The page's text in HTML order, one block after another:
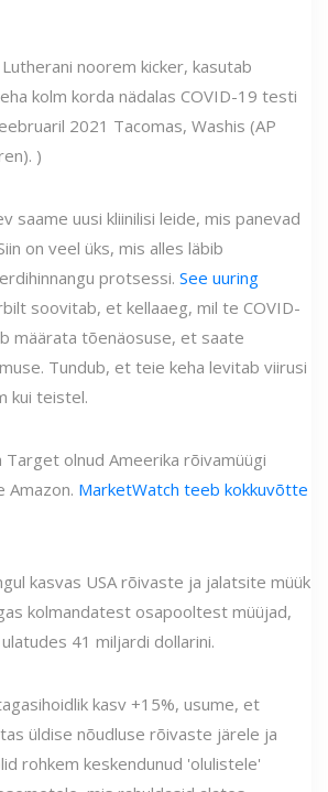
noorem kicker, kasutab
kolm korda nädalas COVID-19 testi
2021 Tacomas, Washis (AP
)
saame uusi kliinilisi leide, mis panevad
on veel üks, mis alles läbib
protsessi. See uuring
soovitab, et kellaaeg, mil te COVID-
määrata tõenäosuse, et saate
Tundub, et teie keha levitab viirusi
kui teistel.
Target olnud Ameerika rõivamüügi
Amazon. MarketWatch teeb kokkuvõtte
kasvas USA rõivaste ja jalatsite müük
kolmandatest osapooltest müüjad,
41 miljardi dollarini.
kasv +15%, usume, et
üldise nõudluse rõivaste järele ja
rohkem keskendunud 'olulistele'